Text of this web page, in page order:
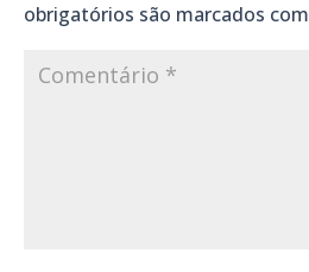
obrigatórios são marcados com